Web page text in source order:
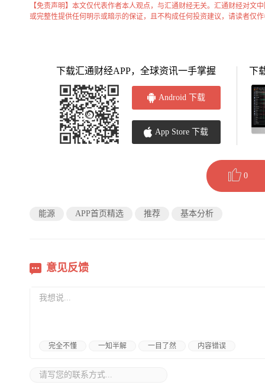
【免责声明】本文仅代表作者本人观点，与汇通财经无关。汇通财经对文
或完整性提供任何明示或暗示的保证，且不构成任何投资建议，请读者仅
下载汇通财经APP，全球资讯一手掌握
Android 下载
App Store 下载
下
0
能源 APP首页精选 推荐 基本分析
意见反馈
完全不懂 一知半解 一目了然 内容错误